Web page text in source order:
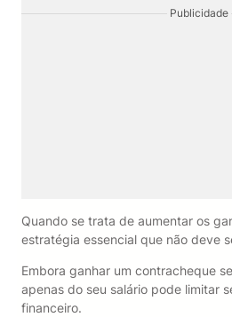
Publicidade
Quando se trata de aumentar os
estratégia essencial que não deve
Embora ganhar um contracheque
apenas do seu salário pode limitar
financeiro.